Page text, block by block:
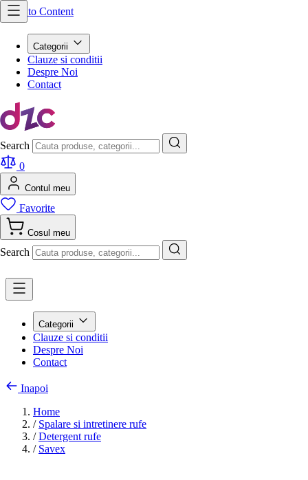
Skip to Content
Categorii
Clauze si conditii
Despre Noi
Contact
Search
0
Contul meu
Favorite
Cosul meu
Search
Categorii
Clauze si conditii
Despre Noi
Contact
Inapoi
Home
/ Spalare si intretinere rufe
/ Detergent rufe
/ Savex